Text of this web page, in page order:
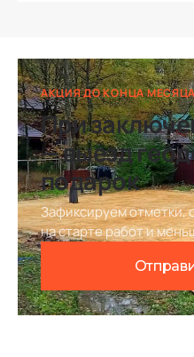
АКЦИЯ ДО КОНЦА
При
— выезд
подарок
Зафиксируем отметки,
на старте работ и